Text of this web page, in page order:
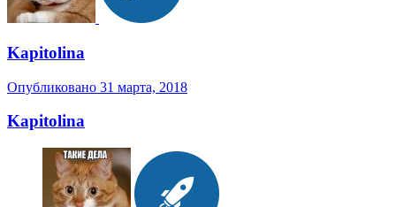
Kapitolina
Опубликовано 31 марта, 2018
Kapitolina